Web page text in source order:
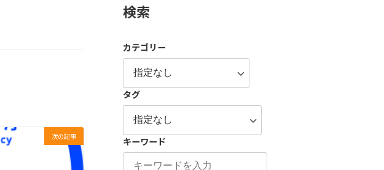
次の記事
検索
カテゴリー
タグ
キーワード